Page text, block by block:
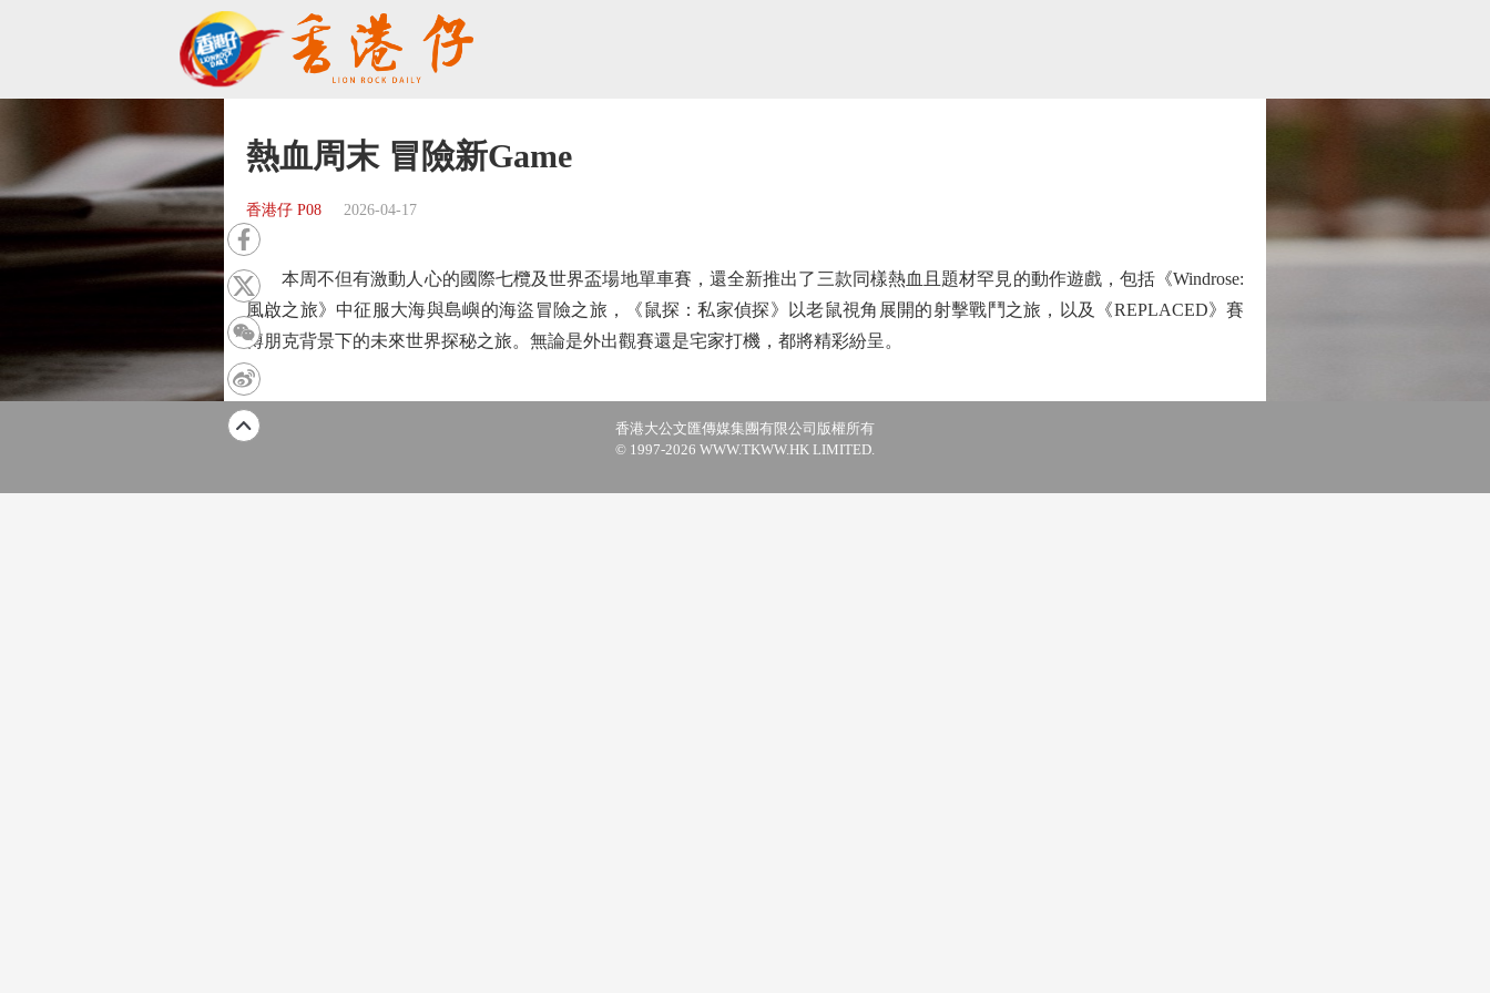
熱血周末 冒險新Game
香港仔 P08 2026-04-17
本周不但有激動人心的國際七欖及世界盃場地單車賽，還全新推出了三款同樣熱血且題材罕見的動作遊戲，包括《Windrose:
風啟之旅》中征服大海與島嶼的海盜冒險之旅，《鼠探：私家偵探》以老鼠視角展開的射擊戰鬥之旅，以及《REPLACED》賽
博朋克背景下的未來世界探秘之旅。無論是外出觀賽還是宅家打機，都將精彩紛呈。
香港大公文匯傳媒集團有限公司版權所有
© 1997-2026 WWW.TKWW.HK LIMITED.